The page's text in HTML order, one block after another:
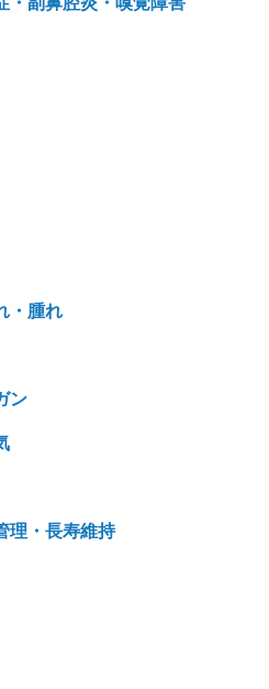
・腫れ
ン
理・長寿維持